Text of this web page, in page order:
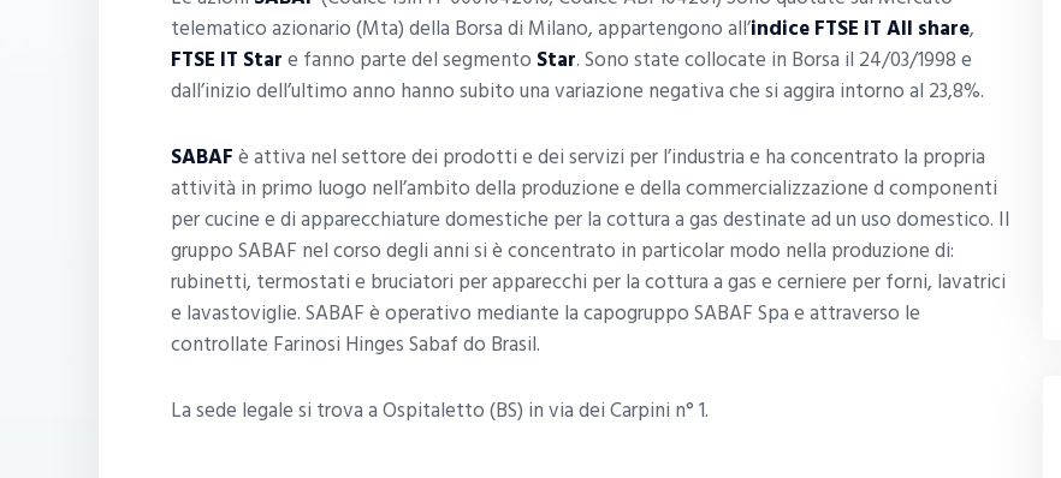
telematico azionario (Mta) della Borsa di Milano, appartengono all’indice FTSE IT All share,
FTSE IT Stare fanno parte del segmento Star. Sono state collocate in Borsa il 24/03/1998 e
dall’inizio dell’ultimo anno hanno subito una variazione negativa che si aggira intorno al 23,8%.
SABAFè attiva nel settore dei prodotti e dei servizi per l’industria e ha concentrato la propria
attività in primo luogo nell’ambito della produzione e della commercializzazione d componenti
per cucine e di apparecchiature domestiche per la cottura a gas destinate ad un uso domestico. Il
gruppo SABAF nel corso degli anni si è concentrato in particolar modo nella produzione di:
rubinetti, termostati e bruciatori per apparecchi per la cottura a gas e cerniere per forni, lavatrici
e lavastoviglie. SABAF è operativo mediante la capogruppo SABAF Spa e attraverso le
controllate Farinosi Hinges Sabaf do Brasil.
La sede legale si trova a Ospitaletto (BS) in via dei Carpini n° 1.